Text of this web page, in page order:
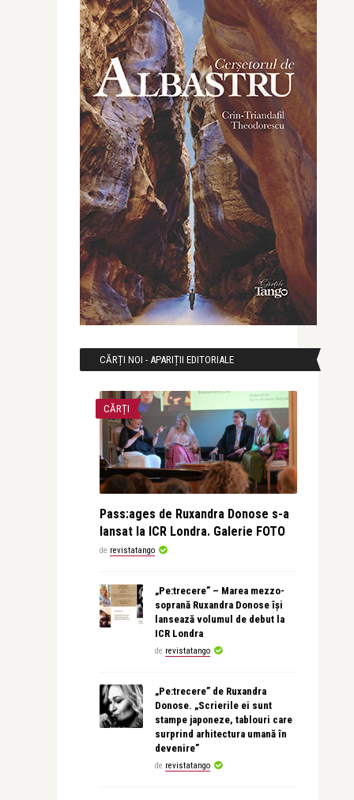
CĂRȚI NOI - APARIȚII EDITORIALE
CĂRȚI
Pass:ages de Ruxandra Donose s-a
lansat la ICR Londra. Galerie FOTO
de revistatango
„Pe:trecere” – Marea mezzo-
soprană Ruxandra Donose își
lansează volumul de debut la
ICR Londra
de revistatango
„Pe:trecere” de Ruxandra
Donose. „Scrierile ei sunt
stampe japoneze, tablouri care
surprind arhitectura umană în
devenire”
de revistatango